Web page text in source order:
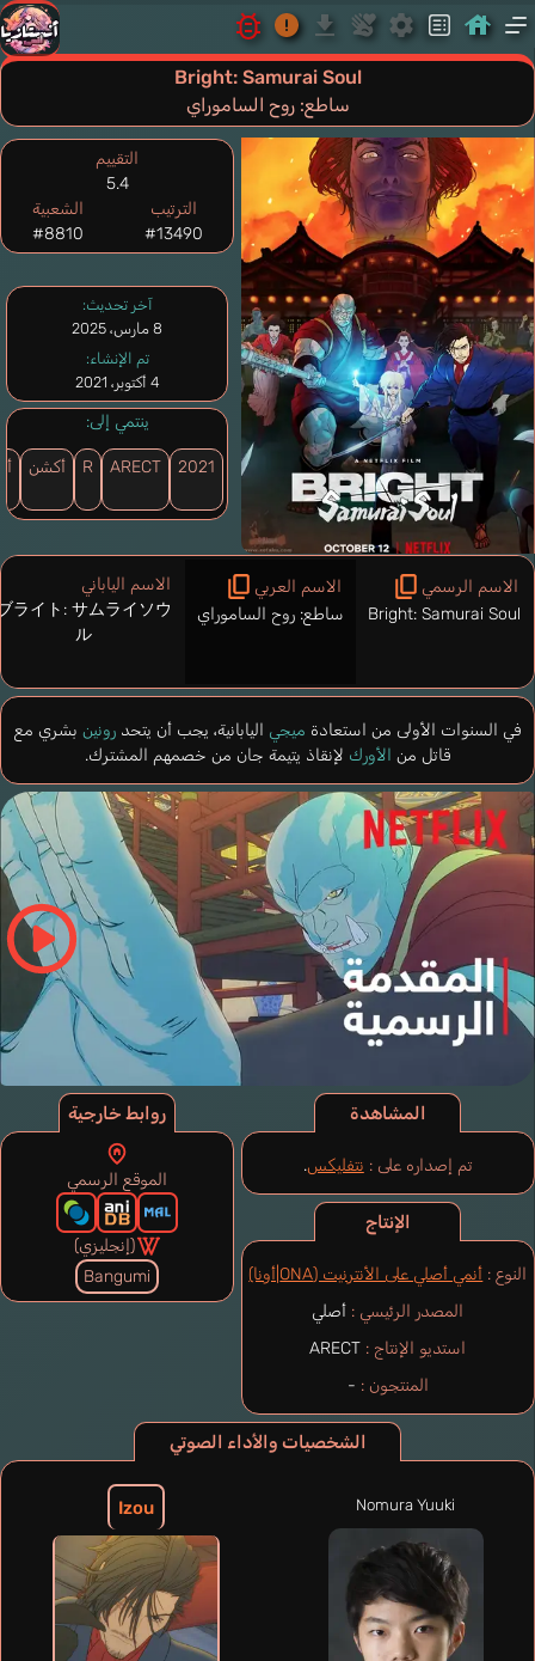
Bright: Samurai Soul
ساطع: روح الساموراي
آخر تحديث:
8 مارس، 2025
تم الإنشاء:
4 أكتوبر، 2021
ينتمي إلى:
2021
ARECT
R أكشن
في السنوات الأولى من استعادة ميجي اليابانية، يجب أن يتحد رونين بشري مع
قاتل من الأورك لإنقاذ يتيمة جان من خصمهم المشترك.
المشاهدة
تم إصداره على : نتفليكس.
الاسم الرسمي
Bright: Samurai Soul
الاسم العربي
ساطع: روح الساموراي
الاسم الياباني
ライト: サムライソウ
ル
الإنتاج
النوع : أنمي أصلي على الأنترنيت (ONA|أونا)
المصدر الرئيسي : أصلي
استديو الإنتاج : ARECT
المنتجون : -
التقييم
5.4
الترتيب
#13490
الشعبية
#8810
الشخصيات والأداء الصوتي
Izou Nomura Yuuki
روابط خارجية
الموقع الرسمي
(إنجليزي)
Bangumi